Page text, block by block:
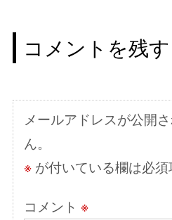
ゲ
ー
ョ
ン
コメントを残す
メールアドレスが公開
ん。
※が付いている欄は必須
コメント ※